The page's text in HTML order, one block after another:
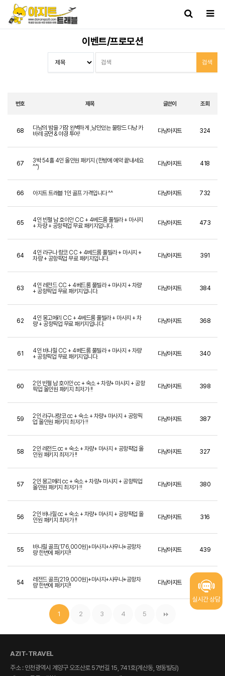
이벤트/프로모션
번호 제목 글쓴이 조회
68
다낭의 밤을 가장 완벽하게 ,낭만있는 물랑드 다낭 카
바레 공연 & 야경 투어!
다낭아지트 324
67
3박 54홀 4인 올인원 패키지 (한방에 예약 끝내세요
^^)
다낭아지트 418
66 아지트 트래블 1인 골프 가격입니다 ^^ 다낭아지트 732
65
4인 빈펄 남 호이안 CC + 4베드룸 풀빌라 + 마사지
+ 차량 + 공항픽업 무료 패키지입니다.
다낭아지트 473
64
4인 라구나 랑코 CC + 4베드룸 풀빌라 + 마사지 +
차량 + 공항픽업 무료 패키지입니다.
다낭아지트 391
63
4인 레전드 CC + 4베드룸 풀빌라 + 마사지 + 차량
+ 공항픽업 무료 패키지입니다.
다낭아지트 384
62
4인 몽고메리 CC + 4베드룸 풀빌라 + 마사지 + 차
량 + 공항픽업 무료 패키지입니다.
다낭아지트 368
61
4인 바나힐 CC + 4베드룸 풀빌라 + 마사지 + 차량
+ 공항픽업 무료 패키지입니다.
다낭아지트 340
60
2인 빈펄 남 호이안 cc + 숙소 + 차량+ 마사지 + 공항
픽업 올인원 패키지 최저가 !!
다낭아지트 398
59
2인 라구나랑코 cc + 숙소 + 차량+ 마사지 + 공항픽
업 올인원 패키지 최저가 !!
다낭아지트 387
58
2인 레전드 cc + 숙소 + 차량+ 마사지 + 공항픽업 올
인원 패키지 최저가 !!
다낭아지트 327
57
2인 몽고메리 cc + 숙소 + 차량+ 마사지 + 공항픽업
올인원 패키지 최저가 !!
다낭아지트 380
56
2인 바나힐 cc + 숙소 + 차량+ 마사지 + 공항픽업 올
인원 패키지 최저가 !!
다낭아지트 316
55
바나힐 골프(176,000원)+마사지+사우나+공항차
량 한번에 패키지!!
다낭아지트 439
54
레전드 골프(219,000원)+마사지+사우나+공항차
량 한번에 패키지!!
다낭아지트 451
1 2 3 4 5
AZIT-TRAVEL
주소 : 인천광역시 계양구 오조산로 57번길 15, 741호(계산동, 명동빌딩)
실시간 상담